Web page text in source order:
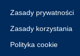
Zasady prywatności
Zasady korzystania
Polityka cookie